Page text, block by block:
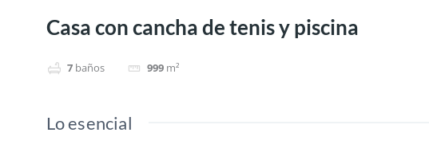
Casa con cancha de tenis y piscina
7 baños 999 m²
Lo esencial